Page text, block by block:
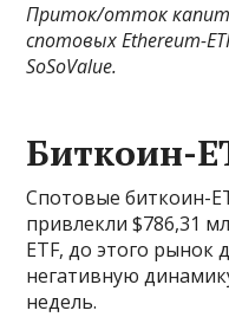
Приток/отток
спотовых Ethereum-
SoSoValue.
Биткоин-
Спотовые биткоин-
привлекли $786,31
ETF, до этого рынок
негативную
недель.